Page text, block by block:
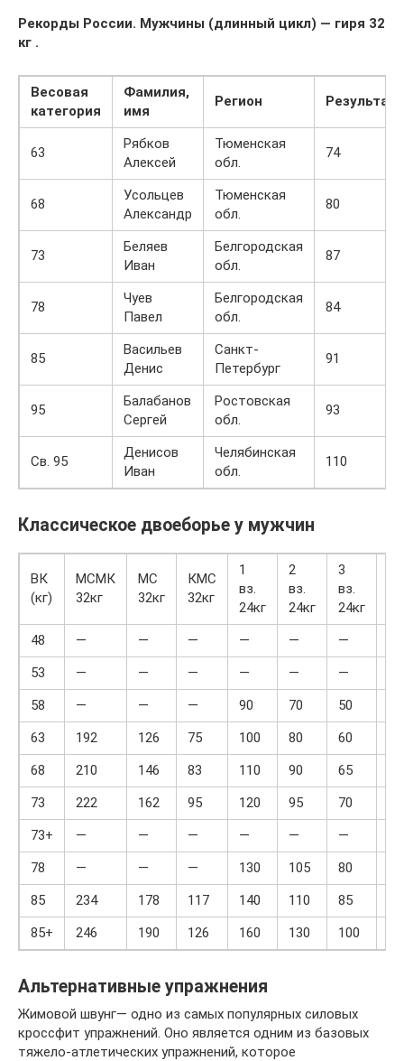
Рекорды России. Мужчины (длинный цикл) — гиря 32
кг .
Весовая
категория
Фамилия,
имя
Регион Результат
63
Рябков
Алексей
Тюменская
обл.
74
68
Усольцев
Александр
Тюменская
обл.
80
73
Беляев
Иван
Белгородская
обл.
87
78
Чуев
Павел
Белгородская
обл.
84
85
Васильев
Денис
Санкт-
Петербург
91
95
Балабанов
Сергей
Ростовская
обл.
93
Св. 95
Денисов
Иван
Челябинская
обл.
110
Классическое двоеборье у мужчин
ВК
(кг)
МСМК
32кг
МС
32кг
КМС
32кг
1
вз.
24кг
2
вз.
24кг
3
вз.
24кг
48
— — — — — —
53
— — — — — —
58
— — — 90 70 50
63
192 126 75 100 80 60
68
210 146 83 110 90 65
73
222 162 95 120 95 70
73+
— — — — — —
78
— — — 130 105 80
85
234 178 117 140 110 85
85+
246 190 126 160 130 100
Альтернативные упражнения
Жимовой швунг— одно из самых популярных силовых
кроссфит упражнений. Оно является одним из базовых
тяжело-атлетических упражнений, которое